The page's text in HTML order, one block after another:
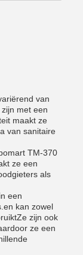
van
met een
maakt ze
van sanitaire
TM-370
ze een
als
een
kan zowel
zijn ook
ze een